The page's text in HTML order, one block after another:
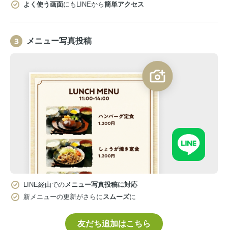
よく使う画面にもLINEから簡単アクセス
メニュー写真投稿
LINE経由でのメニュー写真投稿に対応
新メニューの更新がさらにスムーズに
友だち追加はこちら